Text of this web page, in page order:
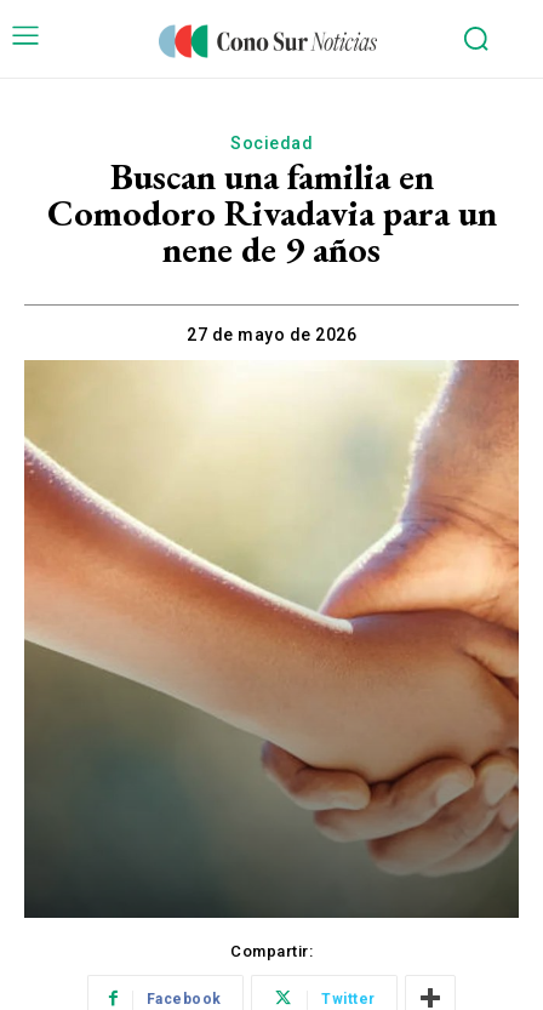
Sociedad
Buscan una familia en
Comodoro Rivadavia para un
nene de 9 años
27 de mayo de 2026
Compartir:
Facebook Twitter